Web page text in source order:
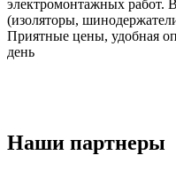
электромонтажных работ.
(изоляторы,
Приятные цены, удобная
день
Наши партнеры